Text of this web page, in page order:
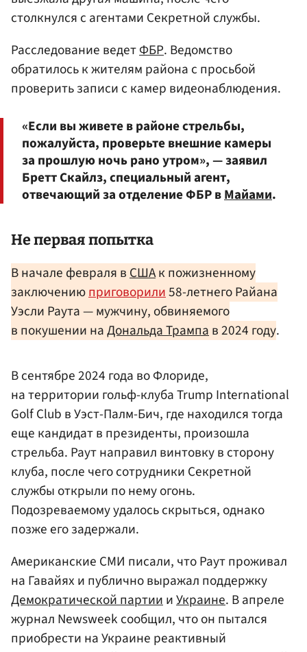
столкнулся с агентами Секретной службы.
Расследование ведетФБР. Ведомство
обратилось к жителям района с просьбой
проверить записи с камер видеонаблюдения.
«Если вы живете в районе стрельбы,
пожалуйста, проверьте внешние камеры
за прошлую ночь рано утром», — заявил
Бретт Скайлз, специальный агент,
отвечающий за отделение ФБР вМайами.
Не первая попытка
В начале февраля вСШАк пожизненному
заключениюприговорили58-летнего Райана
Уэсли Раута — мужчину, обвиняемого
в покушении наДональда Трампав 2024 году.
В сентябре 2024 года во Флориде,
на территории гольф-клуба Trump International
Golf Club в Уэст-Палм-Бич, где находился тогда
еще кандидат в президенты, произошла
стрельба. Раут направил винтовку в сторону
клуба, после чего сотрудники Секретной
службы открыли по нему огонь.
Подозреваемому удалось скрыться, однако
позже его задержали.
Американские СМИ писали, что Раут проживал
на Гавайях и публично выражал поддержку
Демократической партиииУкраине. В апреле
журнал Newsweek сообщил, что он пытался
приобрести на Украине реактивный